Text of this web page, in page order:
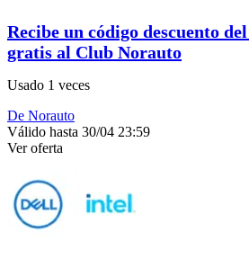
Recibe un código descuento
gratis al Club Norauto
Usado 1 veces
De Norauto
Válido hasta 30/04 23:59
Ver oferta